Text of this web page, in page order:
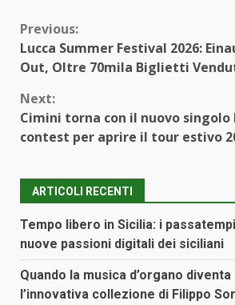
Continue
Reading
Previous:
Lucca Summer Festival 2026:
Out, Oltre 70mila Biglietti
Next:
Cimini torna con il nuovo
contest per aprire il tour estivo
ARTICOLI RECENTI
Tempo libero in Sicilia: i
nuove passioni digitali dei siciliani
Quando la musica d’organo
l’innovativa collezione di Filippo